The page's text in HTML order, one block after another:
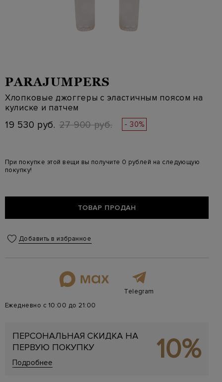
PARAJUMPERS
Хлопковые джоггеры с эластичным поясом на
кулиске и патчем
19 530 руб. 27 900 руб. - 30%
При покупке этой вещи вы получите 0 рублей на следующую
покупку!
ТОВАР ПРОДАН
Добавить в избранное
Telegram
Ежедневно с 10:00 до 21:00
ПЕРСОНАЛЬНАЯ СКИДКА НА
ПЕРВУЮ ПОКУПКУ
Подробнее 10%